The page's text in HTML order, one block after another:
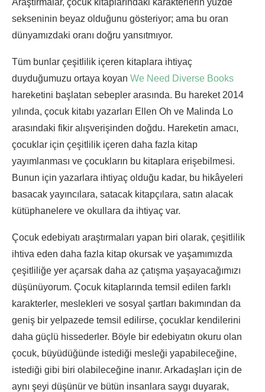
sekseninin beyaz olduğunu gösteriyor; ama bu oran
dünyamızdaki oranı doğru yansıtmıyor.
Tüm bunlar çeşitlilik içeren kitaplara ihtiyaç
duyduğumuzu ortaya koyan We Need Diverse Books
hareketini başlatan sebepler arasında. Bu hareket 2014
yılında, çocuk kitabı yazarları Ellen Oh ve Malinda Lo
arasındaki fikir alışverişinden doğdu. Hareketin amacı,
çocuklar için çeşitlilik içeren daha fazla kitap
yayımlanması ve çocukların bu kitaplara erişebilmesi.
Bunun için yazarlara ihtiyaç olduğu kadar, bu hikâyeleri
basacak yayıncılara, satacak kitapçılara, satın alacak
kütüphanelere ve okullara da ihtiyaç var.
Çocuk edebiyatı araştırmaları yapan biri olarak, çeşitlilik
ihtiva eden daha fazla kitap okursak ve yaşamımızda
çeşitliliğe yer açarsak daha az çatışma yaşayacağımızı
düşünüyorum. Çocuk kitaplarında temsil edilen farklı
karakterler, meslekleri ve sosyal şartları bakımından da
geniş bir yelpazede temsil edilirse, çocuklar kendilerini
daha güçlü hissederler. Böyle bir edebiyatın okuru olan
çocuk, büyüdüğünde istediği mesleği yapabileceğine,
istediği gibi biri olabileceğine inanır. Arkadaşları için de
aynı şeyi düşünür ve bütün insanlara saygı duyarak,